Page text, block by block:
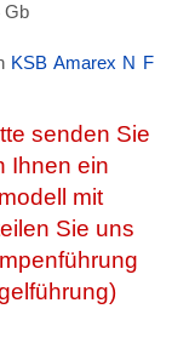
Gb
KSB Amarex N F
senden Sie
Ihnen ein
mit
Sie uns